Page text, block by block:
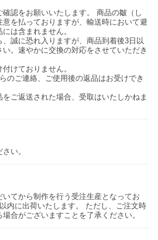
認をお願いいたします。 商品の皺（し
を払っておりますが、輸送時において避
は含まれません。
誠に恐れ入りますが、商品到着後3日以
。速やかに交換の対応をさせていただき
けておりません。
のご連絡、ご使用後の返品はお受けでき
ご返送された場合、受取はいたしかねま
い。
てから制作を行う受注生産となってお
内に出荷いたします。 ただし、ご注文時
合がございますことを了承ください。